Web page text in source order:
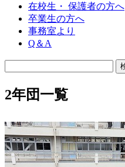
在校生・ 保護者の方へ
卒業生の方へ
事務室より
Q＆A
2年団一覧